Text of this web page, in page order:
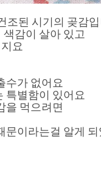
조된 시기의 곶감
감이 살아 있고
요
수가 없어요
특별함이 있어요
을 먹으려면
문이라는걸 알게